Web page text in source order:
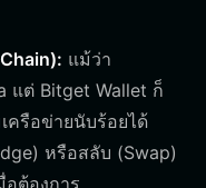
แม้ว่า
แต่ Bitget Wallet ก็
รือข่ายนับร้อยได้
หรือสลับ (Swap)
อต้องการ